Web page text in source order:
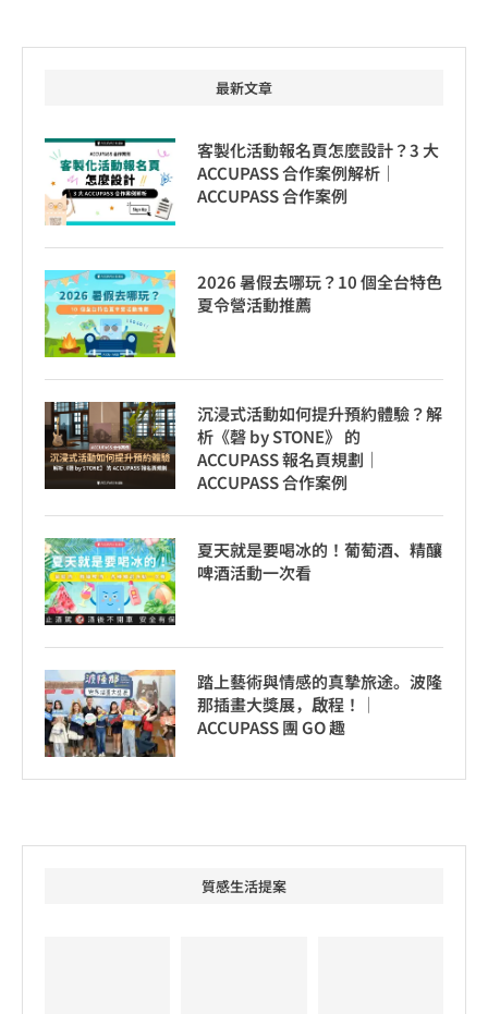
最新文章
客製化活動報名頁怎麼設計？3 大
ACCUPASS 合作案例解析｜
ACCUPASS 合作案例
2026 暑假去哪玩？10 個全台特色
夏令營活動推薦
沉浸式活動如何提升預約體驗？解
析《磬 by STONE》 的
ACCUPASS 報名頁規劃｜
ACCUPASS 合作案例
夏天就是要喝冰的！葡萄酒、精釀
啤酒活動一次看
踏上藝術與情感的真摯旅途。波隆
那插畫大獎展，啟程！│
ACCUPASS 團 GO 趣
質感生活提案